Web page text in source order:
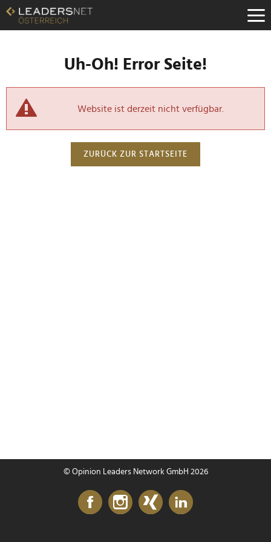
Uh-Oh! Error Seite!
Website ist derzeit nicht verfügbar.
ZURÜCK ZUR STARTSEITE
© Opinion Leaders Network GmbH 2026